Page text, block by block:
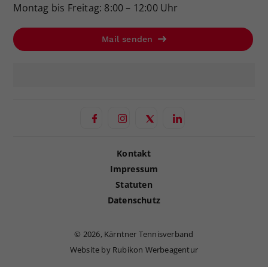
Montag bis Freitag: 8:00 – 12:00 Uhr
Mail senden
Kontakt
Impressum
Statuten
Datenschutz
© 2026, Kärntner Tennisverband
Website by Rubikon Werbeagentur